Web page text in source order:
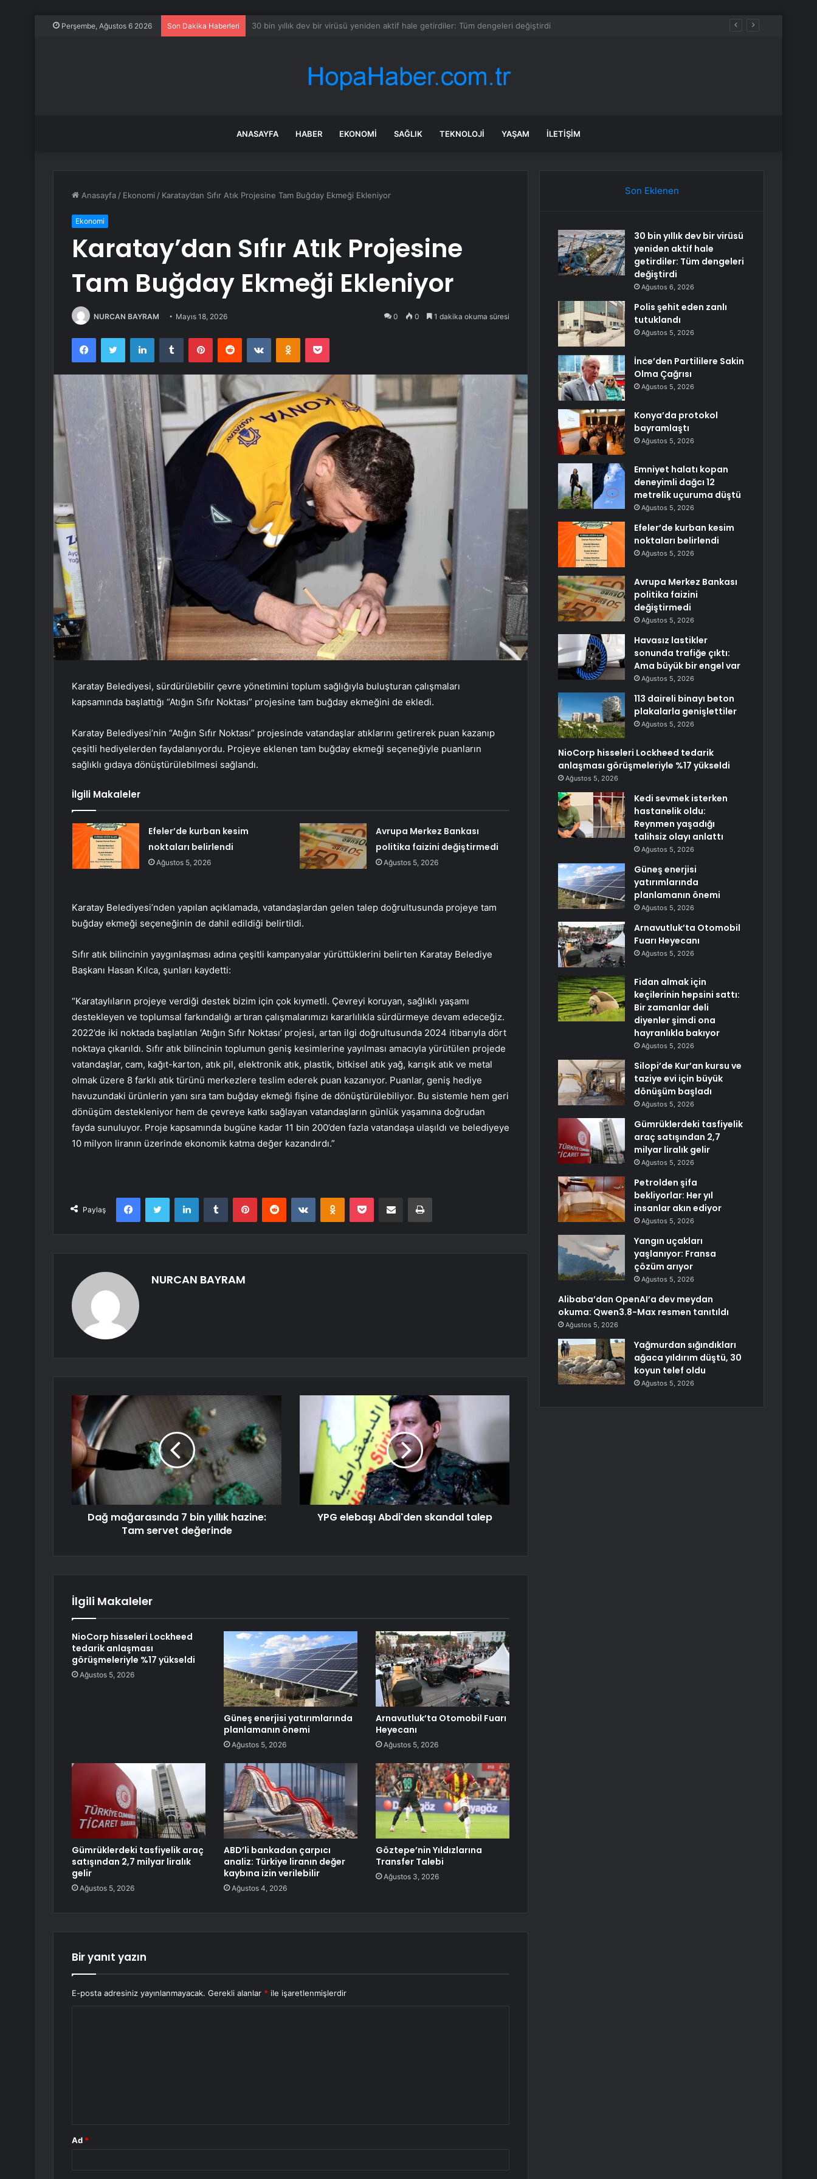
Perşembe, Ağustos 6 2026 Son Dakika Haberleri Polis şehit eden zanlı tutuklandı
ANASAYFA HABER EKONOMI SAĞLIK TEKNOLOJI YAŞAM İLETIŞIM
Anasayfa / Ekonomi / Karatay’dan Sıfır Atık Projesine Tam Buğday Ekmeği Ekleniyor
Ekonomi
Karatay’dan Sıfır Atık Projesine
Tam Buğday Ekmeği Ekleniyor
NURCAN BAYRAM Mayıs 18, 2026 0 0 1 dakika okuma süresi
FacebookTwitter LinkedInTumblr PinterestReddit VKontakteOdnoklassniki
Pocket
Karatay Belediyesi, sürdürülebilir çevre yönetimini toplum sağlığıyla buluşturan çalışmaları
kapsamında başlattığı “Atığın Sıfır Noktası” projesine tam buğday ekmeğini de ekledi.
Karatay Belediyesi’nin “Atığın Sıfır Noktası” projesinde vatandaşlar atıklarını getirerek puan kazanıp
çeşitli hediyelerden faydalanıyordu. Projeye eklenen tam buğday ekmeği seçeneğiyle puanların
sağlıklı gıdaya dönüştürülebilmesi sağlandı.
İlgili Makaleler
Efeler’de kurban kesim
noktaları belirlendi
Ağustos 5, 2026
Avrupa Merkez Bankası
politika faizini değiştirmedi
Ağustos 5, 2026
Karatay Belediyesi’nden yapılan açıklamada, vatandaşlardan gelen talep doğrultusunda projeye tam
buğday ekmeği seçeneğinin de dahil edildiği belirtildi.
Sıfır atık bilincinin yaygınlaşması adına çeşitli kampanyalar yürüttüklerini belirten Karatay Belediye
Başkanı Hasan Kılca, şunları kaydetti:
“Karataylıların projeye verdiği destek bizim için çok kıymetli. Çevreyi koruyan, sağlıklı yaşamı
destekleyen ve toplumsal farkındalığı artıran çalışmalarımızı kararlılıkla sürdürmeye devam edeceğiz.
2022’de iki noktada başlatılan ‘Atığın Sıfır Noktası’ projesi, artan ilgi doğrultusunda 2024 itibarıyla dört
noktaya çıkarıldı. Sıfır atık bilincinin toplumun geniş kesimlerine yayılması amacıyla yürütülen projede
vatandaşlar, cam, kağıt-karton, atık pil, elektronik atık, plastik, bitkisel atık yağ, karışık atık ve metal
olmak üzere 8 farklı atık türünü merkezlere teslim ederek puan kazanıyor. Puanlar, geniş hediye
havuzundaki ürünlerin yanı sıra tam buğday ekmeği fişine de dönüştürülebiliyor. Bu sistemle hem geri
dönüşüm destekleniyor hem de çevreye katkı sağlayan vatandaşların günlük yaşamına doğrudan
fayda sunuluyor. Proje kapsamında bugüne kadar 11 bin 200’den fazla vatandaşa ulaşıldı ve belediyeye
10 milyon liranın üzerinde ekonomik katma değer kazandırdı.”
Paylaş
FacebookTwitter LinkedInTumblr PinterestReddit VKontakteOdnoklassniki
Pocket E-Posta ile paylaş Yazdır
NURCAN BAYRAM
Dağ mağarasında 7 bin yıllık hazine:
Tam servet değerinde
YPG elebaşı Abdi'den skandal talep
İlgili Makaleler
NioCorp hisseleri Lockheed
tedarik anlaşması
görüşmeleriyle %17 yükseldi
Ağustos 5, 2026
Güneş enerjisi yatırımlarında
planlamanın önemi
Ağustos 5, 2026
Arnavutluk’ta Otomobil Fuarı
Heyecanı
Ağustos 5, 2026
Gümrüklerdeki tasfiyelik araç
satışından 2,7 milyar liralık
gelir
Ağustos 5, 2026
ABD’li bankadan çarpıcı
analiz: Türkiye liranın değer
kaybına izin verilebilir
Ağustos 4, 2026
Göztepe’nin Yıldızlarına
Transfer Talebi
Ağustos 3, 2026
Bir yanıt yazın
E-posta adresiniz yayınlanmayacak. Gerekli alanlar * ile işaretlenmişlerdir
Ad *
Son Eklenen
30 bin yıllık dev bir virüsü
yeniden aktif hale
getirdiler: Tüm dengeleri
değiştirdi
Ağustos 6, 2026
Polis şehit eden zanlı
tutuklandı
Ağustos 5, 2026
İnce’den Partililere Sakin
Olma Çağrısı
Ağustos 5, 2026
Konya’da protokol
bayramlaştı
Ağustos 5, 2026
Emniyet halatı kopan
deneyimli dağcı 12
metrelik uçuruma düştü
Ağustos 5, 2026
Efeler’de kurban kesim
noktaları belirlendi
Ağustos 5, 2026
Avrupa Merkez Bankası
politika faizini
değiştirmedi
Ağustos 5, 2026
Havasız lastikler
sonunda trafiğe çıktı:
Ama büyük bir engel var
Ağustos 5, 2026
113 daireli binayı beton
plakalarla genişlettiler
Ağustos 5, 2026
NioCorp hisseleri Lockheed tedarik
anlaşması görüşmeleriyle %17 yükseldi
Ağustos 5, 2026
Kedi sevmek isterken
hastanelik oldu:
Reynmen yaşadığı
talihsiz olayı anlattı
Ağustos 5, 2026
Güneş enerjisi
yatırımlarında
planlamanın önemi
Ağustos 5, 2026
Arnavutluk’ta Otomobil
Fuarı Heyecanı
Ağustos 5, 2026
Fidan almak için
keçilerinin hepsini sattı:
Bir zamanlar deli
diyenler şimdi ona
hayranlıkla bakıyor
Ağustos 5, 2026
Silopi’de Kur’an kursu ve
taziye evi için büyük
dönüşüm başladı
Ağustos 5, 2026
Gümrüklerdeki tasfiyelik
araç satışından 2,7
milyar liralık gelir
Ağustos 5, 2026
Petrolden şifa
bekliyorlar: Her yıl
insanlar akın ediyor
Ağustos 5, 2026
Yangın uçakları
yaşlanıyor: Fransa
çözüm arıyor
Ağustos 5, 2026
Alibaba’dan OpenAI’a dev meydan
okuma: Qwen3.8-Max resmen tanıtıldı
Ağustos 5, 2026
Yağmurdan sığındıkları
ağaca yıldırım düştü, 30
koyun telef oldu
Ağustos 5, 2026